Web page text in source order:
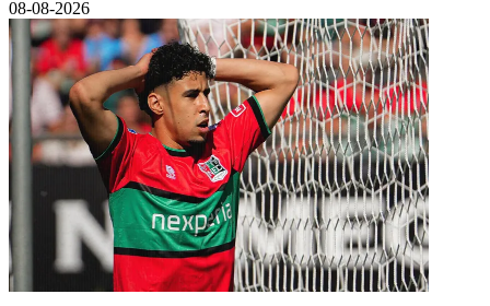
08-08-2026